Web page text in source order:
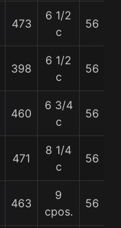
473
6 1/2
c
56
398
6 1/2
c
56
460
6 3/4
c
56
471
8 1/4
c
56
463
9
cpos.
56